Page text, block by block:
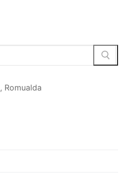
, Romualda